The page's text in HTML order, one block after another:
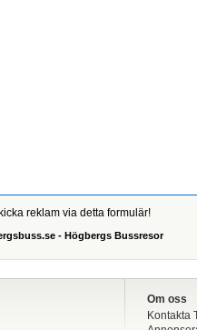
reklam via detta formulär!
- Högbergs Bussresor
Om oss
Kontakta